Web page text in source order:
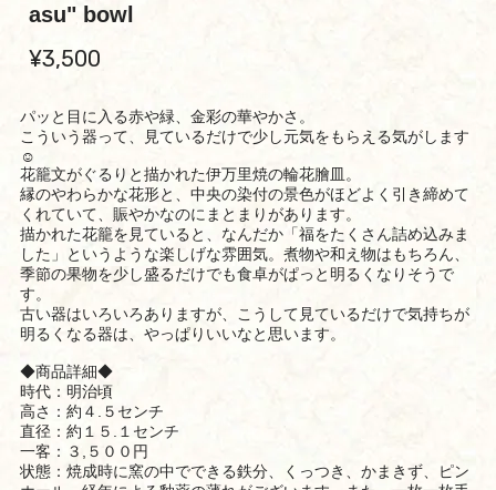
asu" bowl
¥3,500
パッと目に入る赤や緑、金彩の華やかさ。
こういう器って、見ているだけで少し元気をもらえる気がします
☺️
花籠文がぐるりと描かれた伊万里焼の輪花膾皿。
縁のやわらかな花形と、中央の染付の景色がほどよく引き締めて
くれていて、賑やかなのにまとまりがあります。
描かれた花籠を見ていると、なんだか「福をたくさん詰め込みま
した」というような楽しげな雰囲気。煮物や和え物はもちろん、
季節の果物を少し盛るだけでも食卓がぱっと明るくなりそうで
す。
古い器はいろいろありますが、こうして見ているだけで気持ちが
明るくなる器は、やっぱりいいなと思います。
◆商品詳細◆
時代：明治頃
高さ：約４.５センチ
直径：約１５.１センチ
一客：３,５００円
状態：焼成時に窯の中でできる鉄分、くっつき、かまきず、ピン